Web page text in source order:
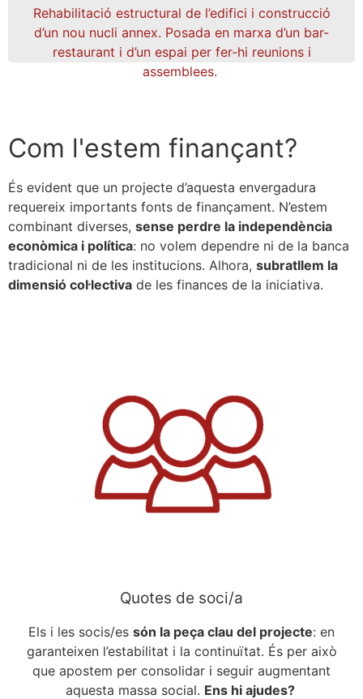
Rehabilitació estructural de l’edifici i construcció
d’un nou nucli annex. Posada en marxa d’un bar-
restaurant i d’un espai per fer-hi reunions i
assemblees.
cooperativa de serveis financers ètics
Coop57
, a més de
fons propis
i
quotes de
soci/a.
Com l'estem finançant?
És evident que un projecte d’aquesta envergadura
requereix importants fonts de finançament. N’estem
combinant diverses, sense perdre la independència
econòmica i política: no volem dependre ni de la banca
tradicional ni de les institucions. Alhora, subratllem la
dimensió col·lectiva de les finances de la iniciativa.
Quotes de soci/a
Els i les socis/es són la peça clau del projecte: en
garanteixen l’estabilitat i la continuïtat. És per això
que apostem per consolidar i seguir augmentant
aquesta massa social. Ens hi ajudes?